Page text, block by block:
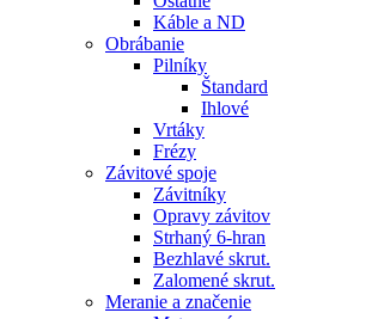
Káble a ND
Obrábanie
Pilníky
Štandard
Ihlové
Vrtáky
Frézy
Závitové spoje
Závitníky
Opravy závitov
Strhaný 6-hran
Bezhlavé skrut.
Zalomené skrut.
Meranie a značenie